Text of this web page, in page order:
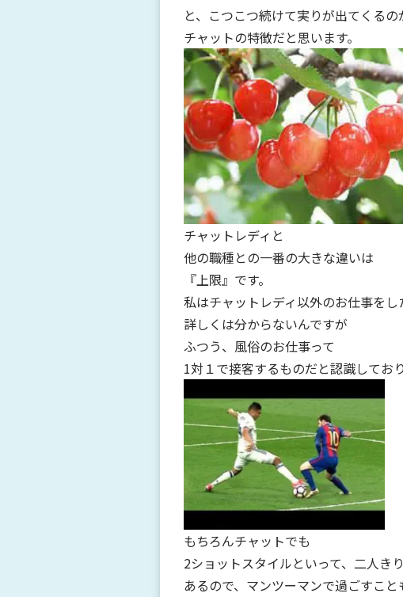
と、こつこつ続けて実りが出てくるの
チャットの特徴だと思います。
チャットレディと
他の職種との一番の大きな違いは
『上限』です。
私はチャットレディ以外のお仕事を
詳しくは分からないんですが
ふつう、風俗のお仕事って
1対１で接客するものだと認識しており
もちろんチャットでも
2ショットスタイルといって、二人き
あるので、マンツーマンで過ごすこ